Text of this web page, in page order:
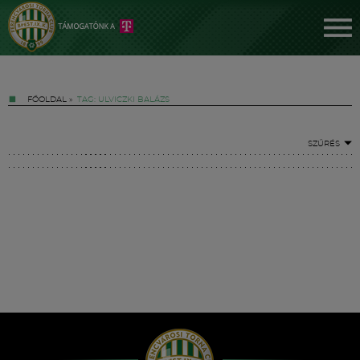
FŐOLDAL » TAG: ULVICZKI BALÁZS
SZŰRÉS
Hírek